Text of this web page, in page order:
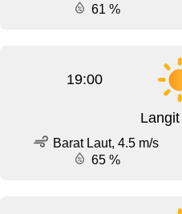
61 %
19:00
Barat Laut, 4.5 m/s
65 %